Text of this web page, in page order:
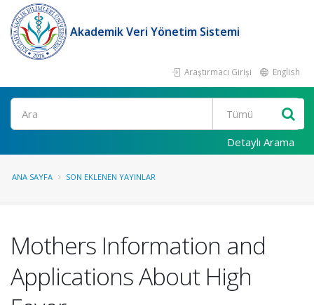
Akademik Veri Yönetim Sistemi
Araştırmacı Girişi English
Ara
Detaylı Arama
ANA SAYFA SON EKLENEN YAYINLAR
Mothers Information and
Applications About High